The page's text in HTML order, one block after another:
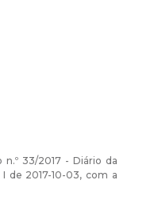
33/2017 - Diário da
I de 2017-10-03, com a